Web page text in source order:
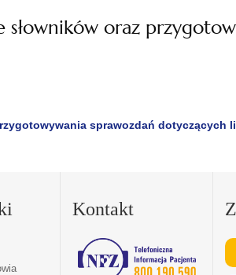
oraz
sprawozdań dotyczących
Kontakt